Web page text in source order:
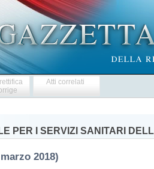
Atti correlati
PER I SERVIZI SANITARI
2018)